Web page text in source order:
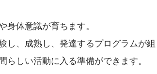
身体意識が育ちます。
し、成熟し、発達するプログラムが組
らしい活動に入る準備ができます。